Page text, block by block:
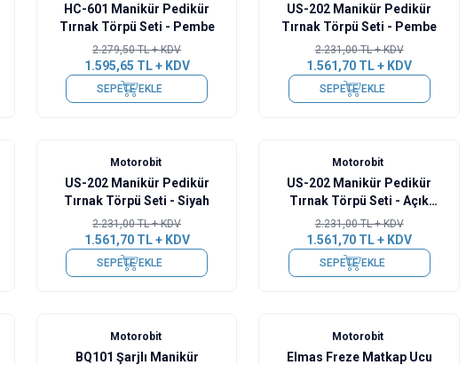
HC-601 Manikür Pedikür
Tırnak Törpü Seti - Pembe
2.279,50TL + KDV
1.595,65 TL + KDV
SEPETE EKLE
US-202 Manikür Pedikür
Tırnak Törpü Seti - Pembe
2.231,00TL + KDV
1.561,70 TL + KDV
SEPETE EKLE
Motorobit
US-202 Manikür Pedikür
Tırnak Törpü Seti - Siyah
2.231,00TL + KDV
1.561,70TL + KDV
SEPETE EKLE
Motorobit
US-202 Manikür Pedikür
Tırnak Törpü Seti - Açık
Pembe
2.231,00TL + KDV
1.561,70 TL + KDV
SEPETE EKLE
Motorobit
BQ101 Şarjlı Manikür
Motorobit
Elmas Freze Matkap Ucu